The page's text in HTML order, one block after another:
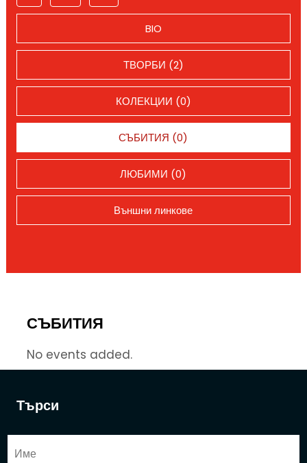
Търси
BIO
ТВОРБИ (2)
КОЛЕКЦИИ (0)
СЪБИТИЯ (0)
ЛЮБИМИ (0)
Външни линкове
СЪБИТИЯ
No events added.